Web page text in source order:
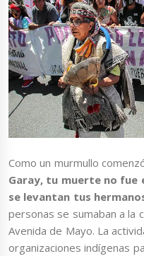
Como un murmullo
Garay, tu muerte no
se levantan tus
personas se sumaban a la
Avenida de Mayo. La
organizaciones indígenas